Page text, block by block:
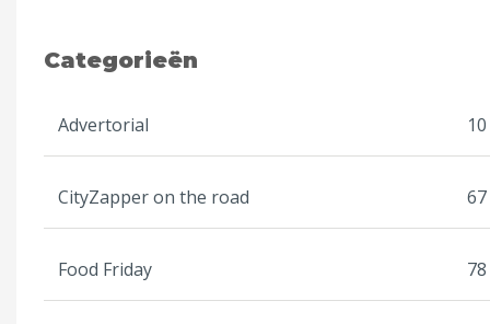
Categorieën
Advertorial 10
CityZapper on the road 67
Food Friday 78